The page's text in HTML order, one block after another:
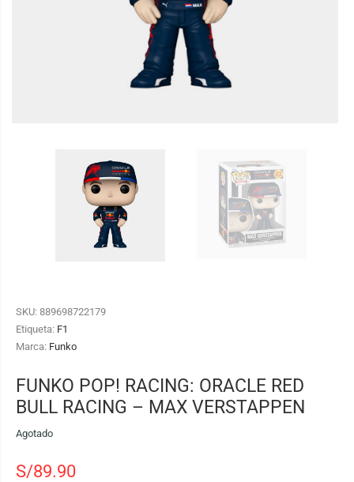
SKU: 889698722179
Etiqueta: F1
Marca: Funko
FUNKO POP! RACING: ORACLE RED
BULL RACING – MAX VERSTAPPEN
Agotado
S/89.90